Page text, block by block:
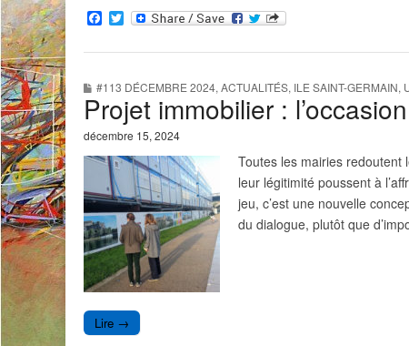
F
a
c
o
o
k
T
w
i
e
r
#113 DÉCEMBRE 2024, ACTUALITÉS, ILE SAINT-GERMAIN,
Projet immobilier :
décembre 15, 2024
Toutes les mairies
leur légitimité poussent à
jeu, c’est une nouvelle
du dialogue, plutôt que
Lire →